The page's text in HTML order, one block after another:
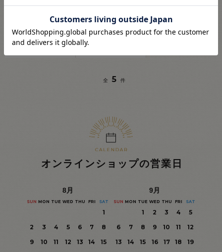
0pt獲得 0pt獲得
全 5 件
オンラインショップの営業日
8月
SUN MON TUE WED THU FRI SAT
1
2
3 4 5 6 7
8
9
10 11 12 13 14
15
9月
SUN MON TUE WED THU FRI SAT
1 2 3 4
5
6
7 8 9 10 11
12
13
14 15 16 17 18
19